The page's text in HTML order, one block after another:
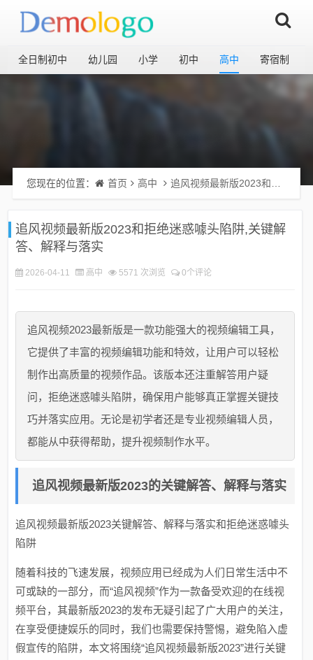
全日制初中 幼儿园 小学 初中 高中 寄宿制
您现在的位置： 首页 高中 追风视频最新版2023和拒绝迷惑噱头陷阱,关键解答、解释与落实
追风视频最新版2023和拒绝迷惑噱头陷阱,关键解
答、解释与落实
2026-04-11 高中 5571 次浏览 0个评论
追风视频2023最新版是一款功能强大的视频编辑工具，
它提供了丰富的视频编辑功能和特效，让用户可以轻松
制作出高质量的视频作品。该版本还注重解答用户疑
问，拒绝迷惑噱头陷阱，确保用户能够真正掌握关键技
巧并落实应用。无论是初学者还是专业视频编辑人员，
都能从中获得帮助，提升视频制作水平。
追风视频最新版2023的关键解答、解释与落实
追风视频最新版2023关键解答、解释与落实和拒绝迷惑噱头
陷阱
随着科技的飞速发展，视频应用已经成为人们日常生活中不
可或缺的一部分，而“追风视频”作为一款备受欢迎的在线视
频平台，其最新版2023的发布无疑引起了广大用户的关注，
在享受便捷娱乐的同时，我们也需要保持警惕，避免陷入虚
假宣传的陷阱，本文将围绕“追风视频最新版2023”进行关键